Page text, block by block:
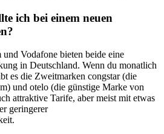
ich bei einem neuen
Vodafone bieten beide eine
in Deutschland. Wenn du monatlich
es die Zweitmarken congstar (die
und otelo (die günstige Marke von
attraktive Tarife, aber meist mit etwas
geringerer